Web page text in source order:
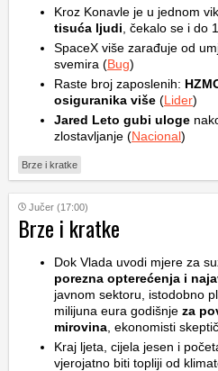
Kroz Konavle je u jednom
tisuća ljudi , čekalo se i do
SpaceX više zarađuje od
svemira (Bug)
Raste broj zaposlenih:
osiguranika više (Lider)
Jared Leto gubi uloge
zlostavljanje (Nacional)
Brze i kratke
Jučer (17:00)
Brze i kratke
Dok Vlada uvodi mjere za
porezna opterećenja i
javnom sektoru, istodobno
milijuna eura godišnje za
mirovina , ekonomisti
Kraj ljeta, cijela jesen i
vjerojatno biti topliji od